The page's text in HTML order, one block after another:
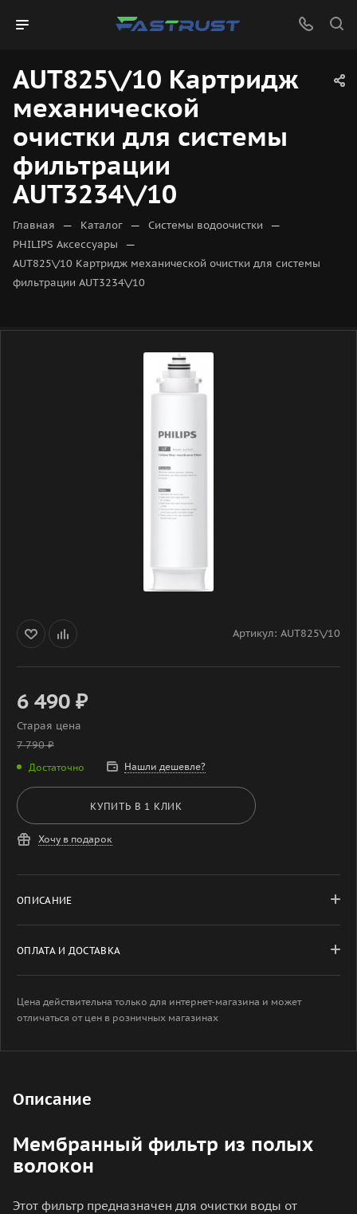
AUT825\/10 Картридж
механической
очистки для системы
фильтрации
AUT3234\/10
Главная — Каталог — Системы водоочистки —
PHILIPS Аксессуары —
AUT825\/10 Картридж механической очистки для системы
фильтрации AUT3234\/10
Артикул: AUT825\/10
6 490 ₽
Старая цена
7 790₽
Достаточно Нашли дешевле?
КУПИТЬ В 1 КЛИК
Хочу в подарок
ОПИСАНИЕ
ОПЛАТА И ДОСТАВКА
Цена действительна только для интернет-магазина и может
отличаться от цен в розничных магазинах
Описание
Мембранный фильтр из полых
волокон
Этот фильтр предназначен для очистки воды от